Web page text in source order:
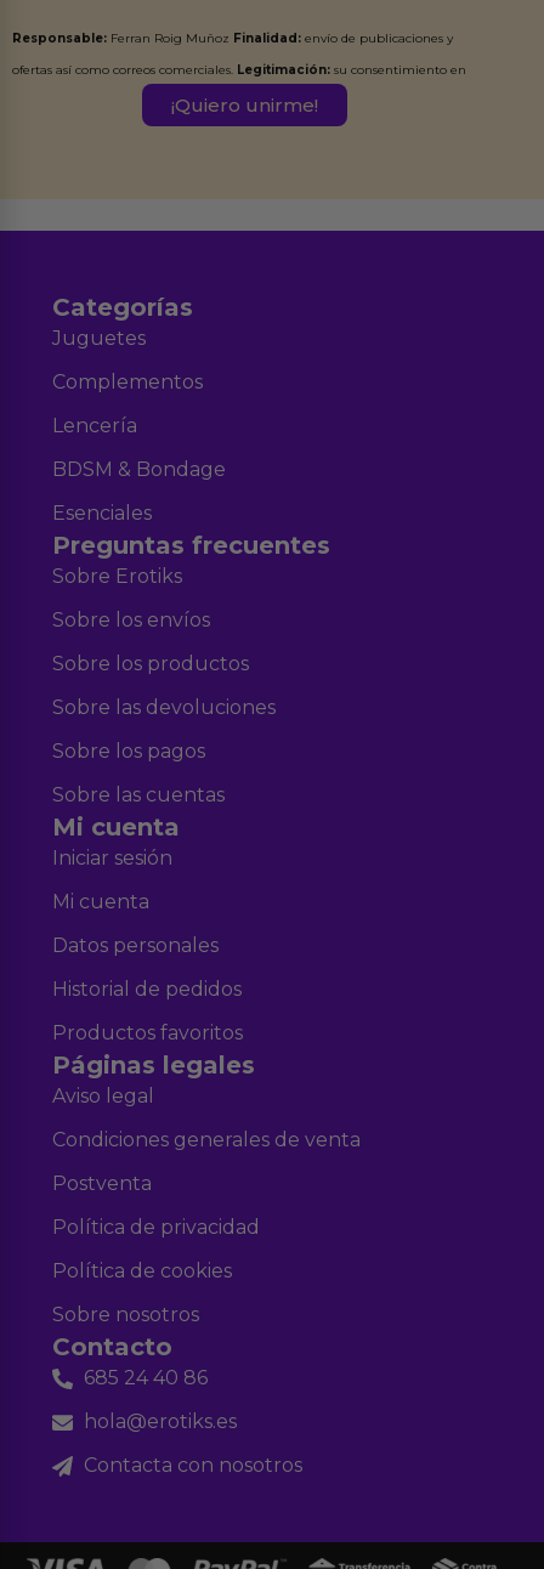
Responsable: Ferran Roig Muñoz Finalidad: envío de publicaciones y
ofertas así como correos comerciales. Legitimación: su consentimiento en
Destinatarios:Ferran Roig Muñoz. Podrás ejercer tus
Categorías
Juguetes
Complementos
Lencería
BDSM & Bondage
Esenciales
Preguntas frecuentes
Sobre Erotiks
Sobre los envíos
Sobre los productos
Sobre las devoluciones
Sobre los pagos
Sobre las cuentas
Mi cuenta
Iniciar sesión
Mi cuenta
Datos personales
Historial de pedidos
Productos favoritos
Páginas legales
Aviso legal
Condiciones generales de venta
Postventa
Política de privacidad
Política de cookies
Sobre nosotros
Contacto
685 24 40 86
hola@erotiks.es
Contacta con nosotros